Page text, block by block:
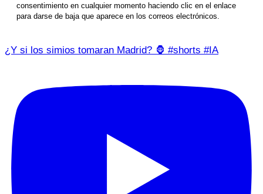
consentimiento en cualquier momento haciendo clic en el enlace
para darse de baja que aparece en los correos electrónicos.
¿Y si los simios tomaran Madrid? 🦍 #shorts #IA